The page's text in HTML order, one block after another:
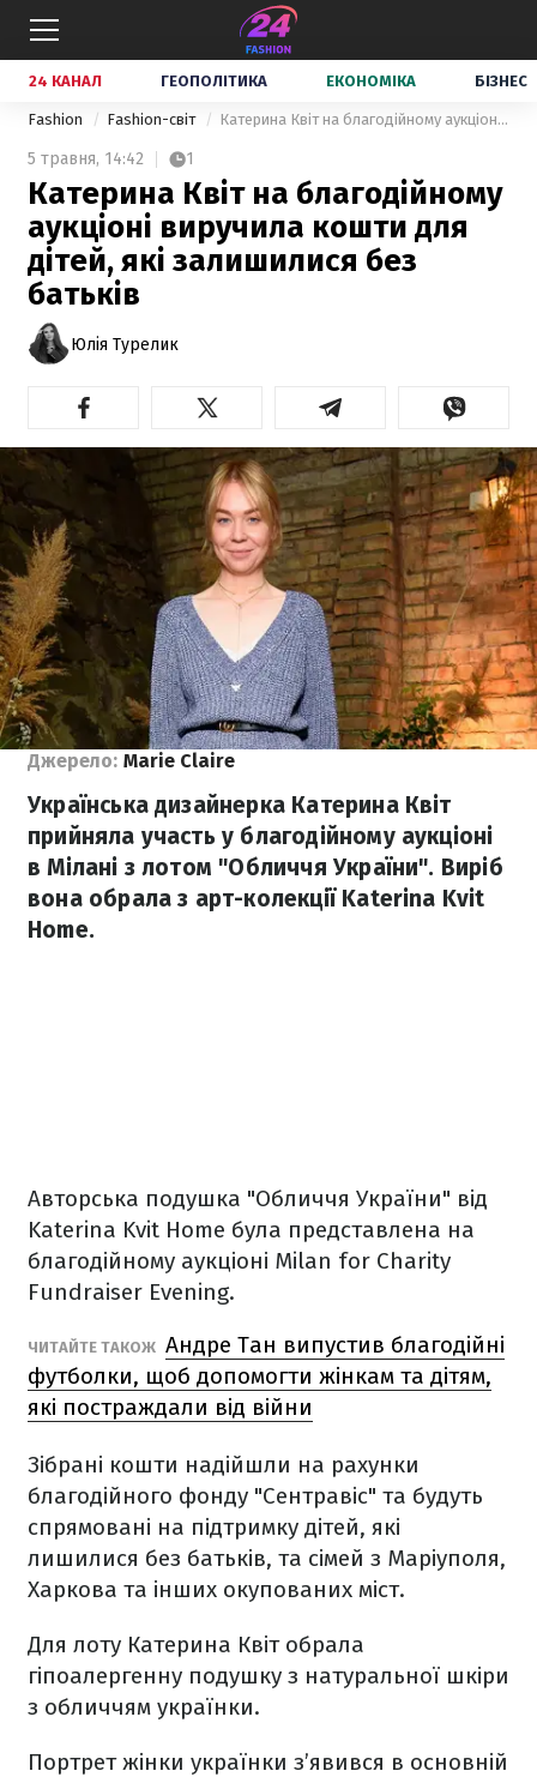
24 КАНАЛ ГЕОПОЛІТИКА ЕКОНОМІКА БІЗНЕС
Fashion Fashion-світ Катерина Квіт на благодійному аукціоні виручила кошти для дітей, які залишилися без батьків
5 травня, 14:42 1
Катерина Квіт на благодійному
аукціоні виручила кошти для
дітей, які залишилися без
батьків
Юлія Турелик
Джерело: Marie Claire
Українська дизайнерка Катерина Квіт
прийняла участь у благодійному аукціоні
в Мілані з лотом "Обличчя України". Виріб
вона обрала з арт-колекції Katerina Kvit
Home.
Авторська подушка "Обличчя України" від
Katerina Kvit Home була представлена на
благодійному аукціоні Milan for Charity
Fundraiser Evening.
ЧИТАЙТЕ ТАКОЖ Андре Тан випустив благодійні
футболки, щоб допомогти жінкам та дітям,
які постраждали від війни
Зібрані кошти надійшли на рахунки
благодійного фонду "Сентравіс" та будуть
спрямовані на підтримку дітей, які
лишилися без батьків, та сімей з Маріуполя,
Харкова та інших окупованих міст.
Для лоту Катерина Квіт обрала
гіпоалергенну подушку з натуральної шкіри
з обличчям українки.
Портрет жінки українки з’явився в основній